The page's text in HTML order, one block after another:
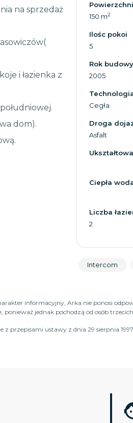
na sprzedaż
i łazienka z
dom).
150 m2
Ilośc pokoi
5
Rok budowy
2005
Cegła
Droga
Asfalt
Ciepła
Liczba
2
Intercom
informacyjny, Arka nie ponosi
jednak pochodzą od osób
ustawy z dnia 29 sierpnia